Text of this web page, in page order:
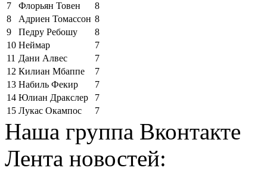
7
Флорьян Товен
8
8
Адриен Томассон 8
9
Педру Ребошу
8
10 Неймар
7
11 Дани Алвес
7
12 Килиан Мбаппе
7
13 Набиль Фекир
7
14 Юлиан Дракслер
7
15 Лукас Окампос 7
Наша группа Вконтакте
Лента новостей: